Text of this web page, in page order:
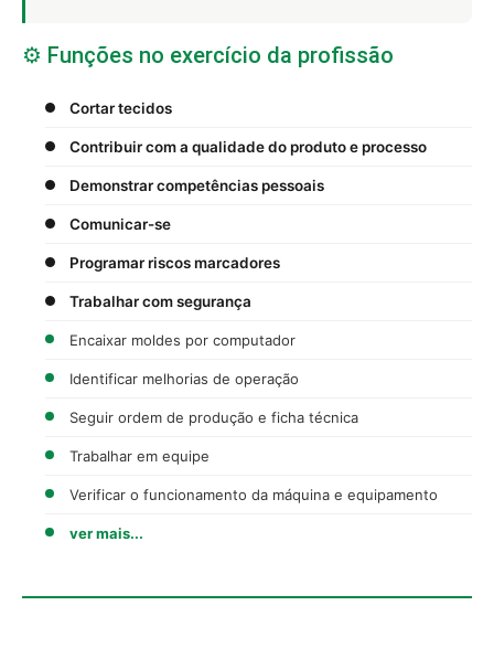
⚙️ Funções no exercício da profissão
Cortar tecidos
Contribuir com a qualidade do produto e processo
Demonstrar competências pessoais
Comunicar-se
Programar riscos marcadores
Trabalhar com segurança
Encaixar moldes por computador
Identificar melhorias de operação
Seguir ordem de produção e ficha técnica
Trabalhar em equipe
Verificar o funcionamento da máquina e equipamento
ver mais...